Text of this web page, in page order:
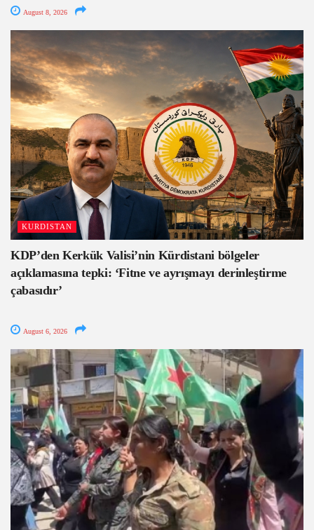
August 8, 2026
KURDISTAN
KDP’den Kerkük Valisi’nin Kürdistani bölgeler
açıklamasına tepki: ‘Fitne ve ayrışmayı derinleştirme
çabasıdır’
August 6, 2026